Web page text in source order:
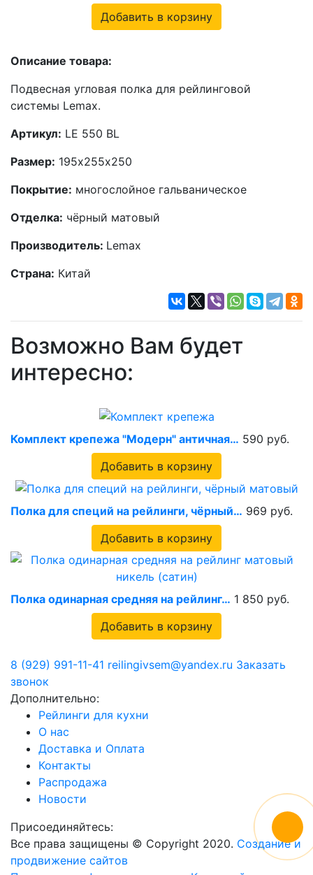
Добавить в корзину
Описание товара:
Подвесная угловая полка для рейлинговой
системы Lemax.
Артикул: LE 550 BL
Размер: 195х255х250
Покрытие: многослойное гальваническое
Отделка: чёрный матовый
Производитель: Lemax
Страна: Китай
Возможно Вам будет
интересно:
Комплект крепежа "Модерн" античная… 590 руб.
Добавить в корзину
Полка для специй на рейлинги, чёрный… 969 руб.
Добавить в корзину
Полка одинарная средняя на рейлинг… 1 850 руб.
Добавить в корзину
8 (929) 991-11-41 reilingivsem@yandex.ru Заказать
звонок
Дополнительно:
Рейлинги для кухни
О нас
Доставка и Оплата
Контакты
Распродажа
Новости
Присоединяйтесь:
Все права защищены © Copyright 2020. Создание и
продвижение сайтов